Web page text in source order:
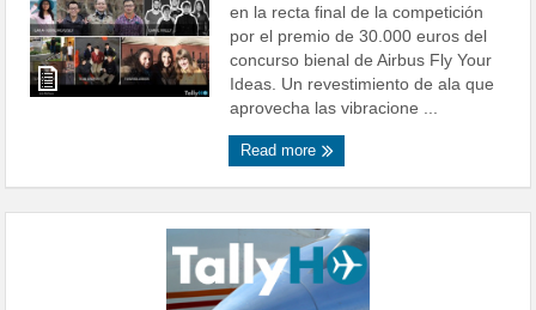
en la recta final de la competición
por el premio de 30.000 euros del
concurso bienal de Airbus Fly Your
Ideas. Un revestimiento de ala que
aprovecha las vibracione ...
Read more